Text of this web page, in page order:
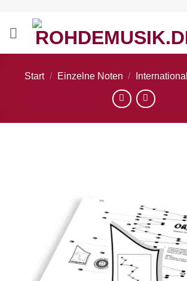
springen
Start / Einzelne Noten /